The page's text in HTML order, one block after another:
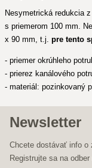
Nesymetrická redukcia
s priemerom 100 mm.
x 90 mm, t.j. pre tento
- priemer okrúhleho
- prierez kanálového
- materiál: pozinkovaný
Newsletter
Chcete dostávať info o
Registrujte sa na